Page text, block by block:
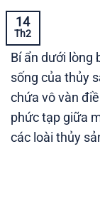
14
Th2
Bí ẩn dưới lòng
sống của thủy
chứa vô vàn
phức tạp giữa
các loài thủy